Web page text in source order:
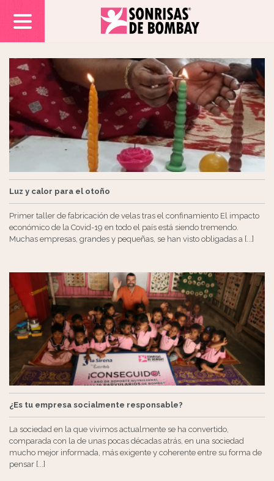
Luz y calor para el otoño
Primer taller de fabricación de velas tras el confinamiento El impacto
económico de la Covid-19 en todo el país está siendo tremendo.
Muchas empresas, grandes y pequeñas, se han visto obligadas a [...]
¿Es tu empresa socialmente responsable?
La sociedad en la que vivimos actualmente se ha convertido,
comparada con la de unas pocas décadas atrás, en una sociedad
mucho mejor informada, más exigente y coherente entre su forma de
pensar [...]